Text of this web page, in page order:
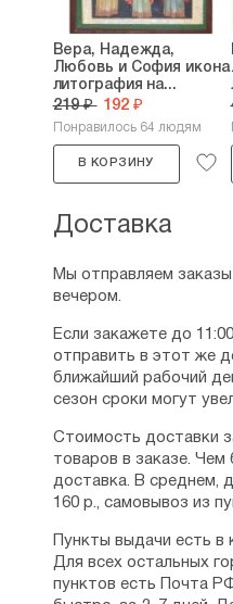
Вера, Надежда,
Любовь и София икона
литография на...
219 ₽ 192 ₽
Понравилось 64 людям
В КОРЗИНУ
Доставка
Мы отправляем
вечером.
Если закажете до
отправить в этот же
ближайший рабочий
сезон сроки могут
Стоимость доставки
товаров в заказе.
доставка. В среднем,
160 р., самовывоз из
Пункты выдачи есть
Для всех остальных
пунктов есть Почта